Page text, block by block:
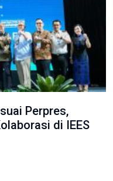
Perpres,
di IEES